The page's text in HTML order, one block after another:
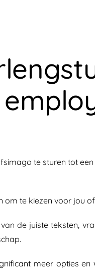
te sturen tot
te kiezen voor jou
de juiste teksten,
meer opties en